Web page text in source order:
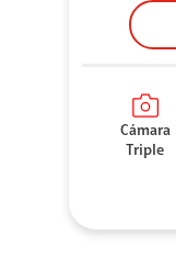
Cámara
Triple